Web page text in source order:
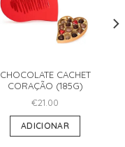
CHOCOLATE CACHET
CORAÇÃO (185G)
€21.00
ADICIONAR